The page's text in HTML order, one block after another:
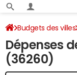
Budgets des villes
Dépenses
(36260)